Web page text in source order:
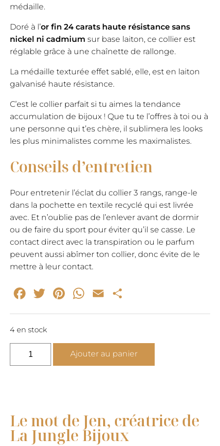
médaille.
Doré à l’or fin 24 carats haute résistance sans
nickel ni cadmium sur base laiton, ce collier est
réglable grâce à une chaînette de rallonge.
La médaille texturée effet sablé, elle, est en laiton
galvanisé haute résistance.
C’est le collier parfait si tu aimes la tendance
accumulation de bijoux ! Que tu te l’offres à toi ou à
une personne qui t’es chère, il sublimera les looks
les plus minimalistes comme les maximalistes.
Conseils d’entretien
Pour entretenir l’éclat du collier 3 rangs, range-le
dans la pochette en textile recyclé qui est livrée
avec. Et n’oublie pas de l’enlever avant de dormir
ou de faire du sport pour éviter qu’il se casse. Le
contact direct avec la transpiration ou le parfum
peuvent aussi abîmer ton collier, donc évite de le
mettre à leur contact.
Facebook
Twitter
Pinterest
WhatsApp
Email
4 en stock
Lola
Moonrise
Ajouter au panier
Le mot de Jen, créatrice de
La Jungle Bijoux